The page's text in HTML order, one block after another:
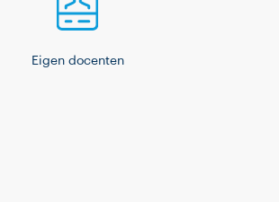
Eigen docenten